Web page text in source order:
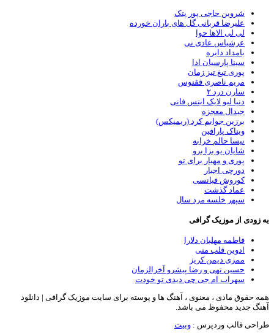
شروین حاجی پور پتک
علیرضا قربانی گل های باران خورده
لی لی الاها حوا
عرشیاس عادی نی
بامداد دایره
سینا پارسیان ادا
پوری تیغ تیز زمان
مریم ناصری ققنوس
سارن درد ۲
دنیا لیو لایک ایتس فانی
جیدال معجزه
برزین جوابم کرد (ریمیکس)
ویناک پارافین
نیسا حالم خرابه
شایان یو بزا برو
پوری و مهیار برای تو
دورچی اجبار
کوروش فیانسی
عماد گذشت
سپهر خلسه مرد سال
زودی از موزیک گرافی
فاطمه مهلبان دلارا
ادوین قلب منی
ممزی دیمن کریز
حسین تهی و رضا پیشرو آخرالزمان
سهراب ام جی چی دیدی تو خودت
حقوق مادی ، معنوی ، آهنگ ها و پوسته برای سایت موزیک گرافی | دانلود
جدید محفوظ می باشد.
قالب وردپرس: وبیت